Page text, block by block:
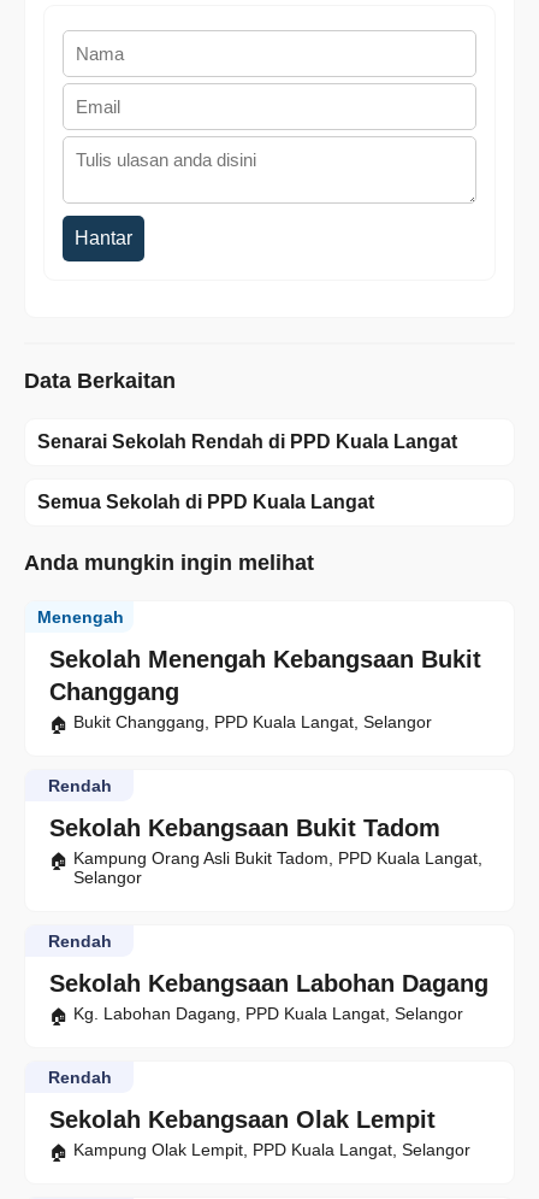
Hantar
Data Berkaitan
Senarai Sekolah Rendah di PPD Kuala Langat
Semua Sekolah di PPD Kuala Langat
Anda mungkin ingin melihat
Sekolah Menengah Kebangsaan Bukit
Changgang
Menengah
Bukit Changgang, PPD Kuala Langat, Selangor
Sekolah Kebangsaan Bukit Tadom
Rendah
Kampung Orang Asli Bukit Tadom, PPD Kuala Langat,
Selangor
Sekolah Kebangsaan Labohan Dagang
Rendah
Kg. Labohan Dagang, PPD Kuala Langat, Selangor
Sekolah Kebangsaan Olak Lempit
Rendah
Kampung Olak Lempit, PPD Kuala Langat, Selangor